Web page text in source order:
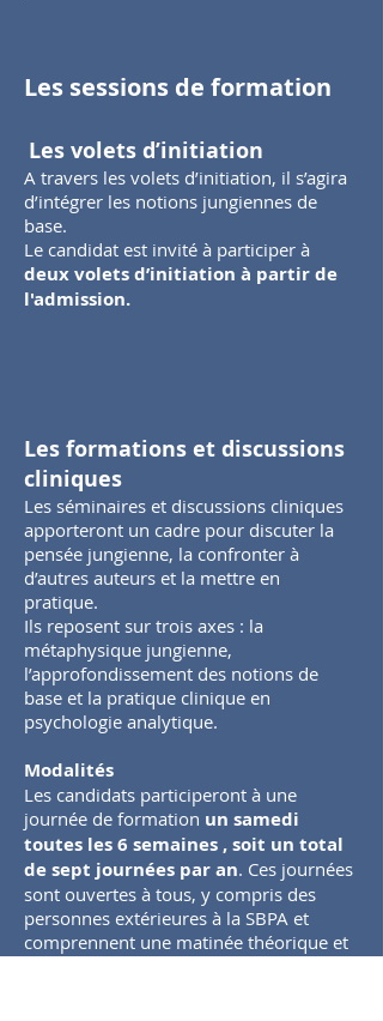
Les sessions de formation
Les volets d’initiation
A travers les volets d’initiation, il s’agira
d’intégrer les notions jungiennes de
base.
Le candidat est invité à participer à
deux volets d’initiation à partir de
l'admission.
Les formations et discussions
cliniques
Les séminaires et discussions cliniques
apporteront un cadre pour discuter la
pensée jungienne, la confronter à
d’autres auteurs et la mettre en
pratique.
Ils reposent sur trois axes : la
métaphysique jungienne,
l’approfondissement des notions de
base et la pratique clinique en
psychologie analytique.
Modalités
Les candidats participeront à une
journée de formation un samedi
toutes les 6 semaines , soit un total
de sept journées par an. Ces journées
sont ouvertes à tous, y compris des
personnes extérieures à la SBPA et
comprennent une matinée théorique et